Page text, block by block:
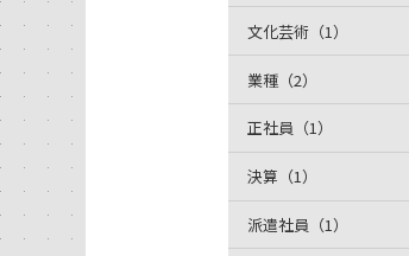
文化芸術（1）
業種（2）
正社員（1）
決算（1）
派遣社員（1）